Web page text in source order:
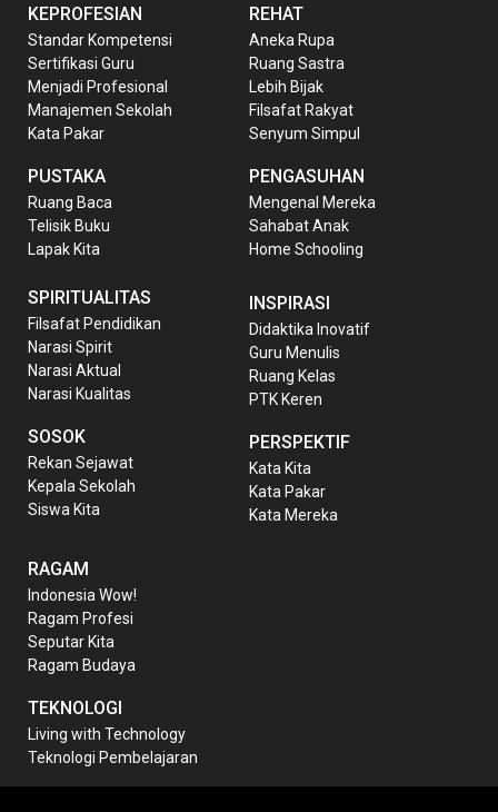
KEPROFESIAN
Standar Kompetensi
Sertifikasi Guru
Menjadi Profesional
Manajemen Sekolah
Kata Pakar
PUSTAKA
Ruang Baca
Telisik Buku
Lapak Kita
REHAT
Aneka Rupa
Ruang Sastra
Lebih Bijak
Filsafat Rakyat
Senyum Simpul
PENGASUHAN
Mengenal Mereka
Sahabat Anak
Home Schooling
SPIRITUALITAS
Filsafat Pendidikan
Narasi Spirit
Narasi Aktual
Narasi Kualitas
SOSOK
Rekan Sejawat
Kepala Sekolah
Siswa Kita
INSPIRASI
Didaktika Inovatif
Guru Menulis
Ruang Kelas
PTK Keren
PERSPEKTIF
Kata Kita
Kata Pakar
Kata Mereka
RAGAM
Indonesia Wow!
Ragam Profesi
Seputar Kita
Ragam Budaya
TEKNOLOGI
Living with Technology
Teknologi Pembelajaran